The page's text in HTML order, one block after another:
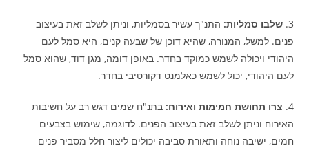
3. שלבו סמליות: התנ"ך עשיר בסמליות, וניתן לשלב זאת בעיצוב
פנים. למשל, המנורה, שהיא דוכן של שבעה קנים, היא סמל לעם
היהודי ויכולה לשמש כמוקד בחדר. באופן דומה, מגן דוד, שהוא סמל
לעם היהודי, יכול לשמש כאלמנט דקורטיבי בחדר.
4. צרו תחושת חמימות ואירוח: בתנ"ח שמים דגש רב על חשיבות
האירוח וניתן לשלב זאת בעיצוב הפנים. לדוגמה, שימוש בצבעים
חמים, ישיבה נוחה ותאורת סביבה יכולים ליצור חלל מסביר פנים